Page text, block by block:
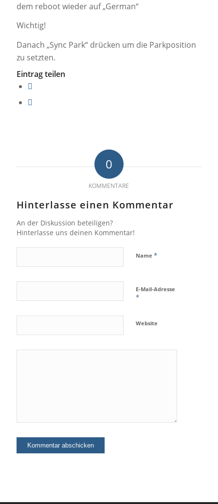
dem reboot wieder auf „German“
Wichtig!
Danach „Sync Park“ drücken um die Parkposition
zu setzten.
Eintrag teilen
0
KOMMENTARE
Hinterlasse einen Kommentar
An der Diskussion beteiligen?
Hinterlasse uns deinen Kommentar!
Name *
E-Mail-Adresse
*
Website